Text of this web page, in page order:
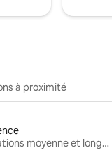
à proximité
Locations moyenne et longue durée